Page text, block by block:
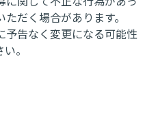
だく場合があります。
告なく変更になる可能性
。